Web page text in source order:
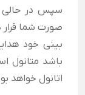
صورت شما قرار
بینی خود
باشد متانول
اتانول خواهد